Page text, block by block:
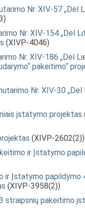
Nr. XIV-57 „Dėl
Nr. XIV-154 „Dėl
(XIVP-4046)
Nr. XIV-186 „Dėl
pakeitimo“
Nr. XIV-30
įstatymo projektas
(XIVP-2602(2))
ir Įstatymo
ir Įstatymo papildymo
(XIVP-3958(2))
straipsnių pakeitimo